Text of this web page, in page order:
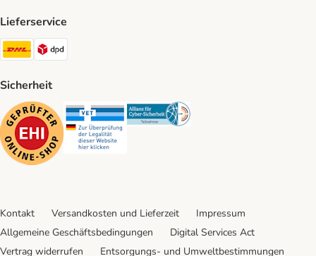
Lieferservice
DHL Shipping Method
Sicherheit
Security Security Security
Kontakt Versandkosten und Lieferzeit
Impressum
Allgemeine Geschäftsbedingungen
Digital Services Act
Vertrag widerrufen
Entsorgungs- und Umweltbestimmungen